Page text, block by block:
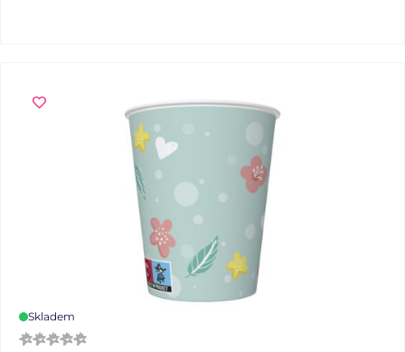
Skladem